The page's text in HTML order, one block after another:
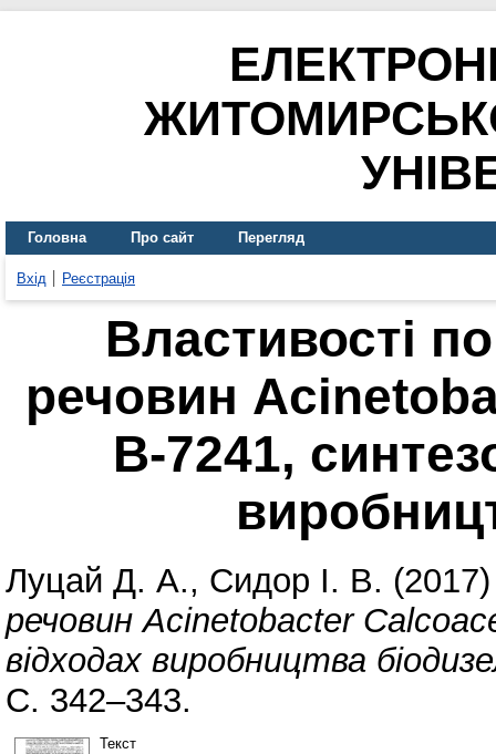
Головна Про сайт Перегляд
Вхід Реєстрація
Властивості
речовин
В-7241,
Луцай Д. А., Сидор І. В.
речовин Acinetobacter
відходах виробництва
С. 342–343.
Текст